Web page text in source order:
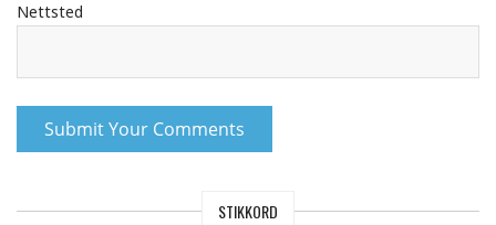
Nettsted
STIKKORD